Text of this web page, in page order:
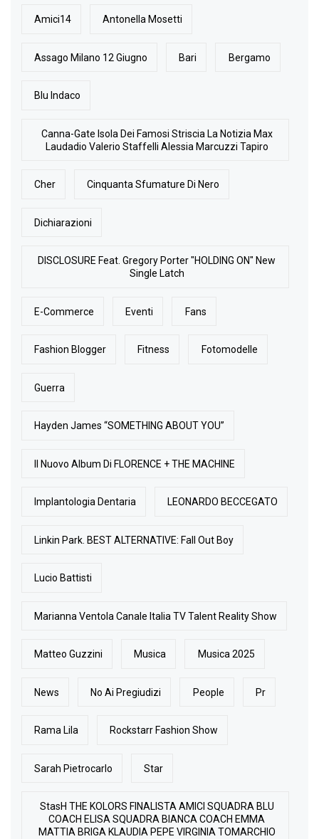
Amici14 Antonella Mosetti
Assago Milano 12 Giugno Bari Bergamo
Blu Indaco
Canna-Gate Isola Dei Famosi Striscia La Notizia Max
Laudadio Valerio Staffelli Alessia Marcuzzi Tapiro
Cher Cinquanta Sfumature Di Nero
Dichiarazioni
DISCLOSURE Feat. Gregory Porter "HOLDING ON" New
Single Latch
E-Commerce Eventi Fans
Fashion Blogger Fitness Fotomodelle
Guerra
Hayden James “SOMETHING ABOUT YOU”
Il Nuovo Album Di FLORENCE + THE MACHINE
Implantologia Dentaria LEONARDO BECCEGATO
Linkin Park. BEST ALTERNATIVE: Fall Out Boy
Lucio Battisti
Marianna Ventola Canale Italia TV Talent Reality Show
Matteo Guzzini Musica Musica 2025
News No Ai Pregiudizi People Pr
Rama Lila Rockstarr Fashion Show
Sarah Pietrocarlo Star
StasH THE KOLORS FINALISTA AMICI SQUADRA BLU
COACH ELISA SQUADRA BIANCA COACH EMMA
MATTIA BRIGA KLAUDIA PEPE VIRGINIA TOMARCHIO